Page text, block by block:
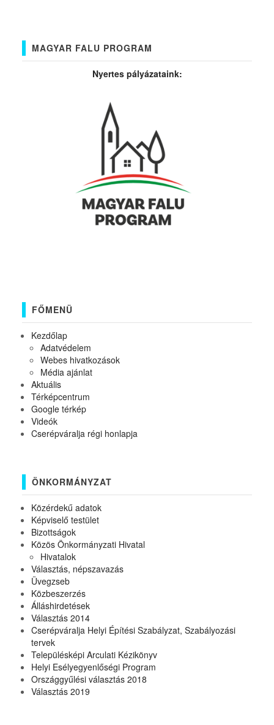
MAGYAR FALU PROGRAM
Nyertes pályázataink:
FŐMENÜ
Kezdőlap
Adatvédelem
Webes hivatkozások
Média ajánlat
Aktuális
Térképcentrum
Google térkép
Videók
Cserépváralja régi honlapja
ÖNKORMÁNYZAT
Közérdekű adatok
Képviselő testület
Bizottságok
Közös Önkormányzati Hivatal
Hivatalok
Választás, népszavazás
Üvegzseb
Közbeszerzés
Álláshirdetések
Választás 2014
Cserépváralja Helyi Építési Szabályzat, Szabályozási
tervek
Településképi Arculati Kézikönyv
Helyi Esélyegyenlőségi Program
Országgyűlési választás 2018
Választás 2019